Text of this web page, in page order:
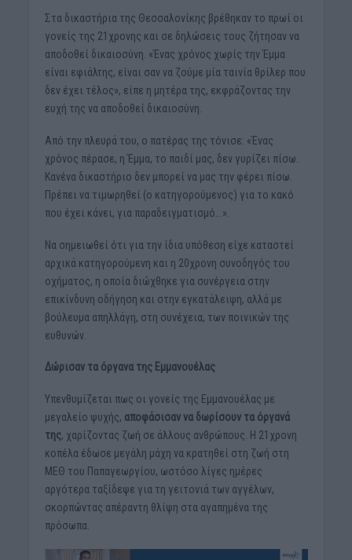
Στα δικαστήρια της Θεσσαλονίκης βρέθηκαν το πρωί οι
γονείς της 21χρονης και σε δηλώσεις τους ζήτησαν να
αποδοθεί δικαιοσύνη. «Ένας χρόνος χωρίς την Έμμα
είναι εφιάλτης, είναι σαν να ζούμε μία ταινία θρίλερ που
δεν έχει τέλος», είπε η μητέρα της, εκφράζοντας την
ευχή της να αποδοθεί δικαιοσύνη.
Από την πλευρά του, ο πατέρας της τόνισε: «Ένας
χρόνος πέρασε, η Έμμα, το παιδί μας, δεν γυρίζει πίσω.
Κανένα δικαστήριο δεν μπορεί να μας την φέρει πίσω.
Πρέπει να τιμωρηθεί (ο κατηγορούμενος) για το κακό
που έχει κάνει, για παραδειγματισμό…».
Να σημειωθεί ότι για την ίδια υπόθεση είχε καταστεί
αρχικά κατηγορούμενη και η 20χρονη συνοδηγός του
οχήματος, η οποία διώχθηκε για συνέργεια στην
επικίνδυνη οδήγηση και στην εγκατάλειψη, αλλά με
βούλευμα απηλλάγη, στη συνέχεια, των ποινικών της
ευθυνών.
Δώρισαν τα όργανα της Εμμανουέλας
Υπενθυμίζεται πως οι γονείς της Εμμανουέλας με
μεγαλείο ψυχής, αποφάσισαν να δωρίσουν τα όργανά
της, χαρίζοντας ζωή σε άλλους ανθρώπους. Η 21χρονη
κοπέλα έδωσε μεγάλη μάχη να κρατηθεί στη ζωή στη
ΜΕΘ του Παπαγεωργίου, ωστόσο λίγες ημέρες
αργότερα ταξίδεψε για τη γειτονιά των αγγέλων,
σκορπώντας απέραντη θλίψη στα αγαπημένα της
πρόσωπα.